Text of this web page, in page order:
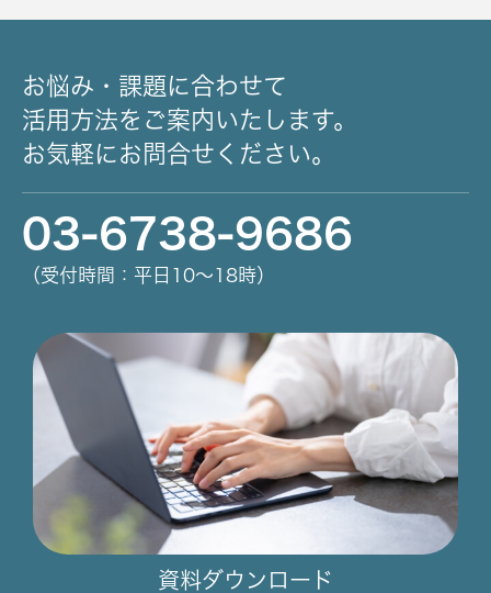
お悩み・課題に合わせて
活用方法をご案内いたします。
お気軽にお問合せください。
03-6738-9686
（受付時間：平日10～18時）
資料ダウンロード